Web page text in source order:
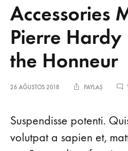
Accessories
Pierre Hardy
the Honneur
26 AĞUSTOS 2018 PAYLAŞ
Suspendisse potenti.
volutpat a sapien et,